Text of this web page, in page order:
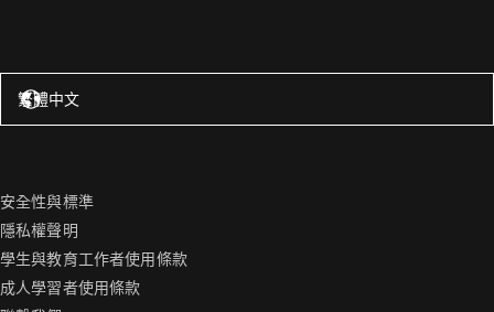
繁體中文
安全性與標準
隱私權聲明
學生與教育工作者使用條款
成人學習者使用條款